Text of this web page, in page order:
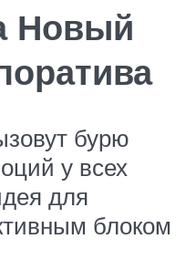
Новый
бурю
у всех
для
блоком